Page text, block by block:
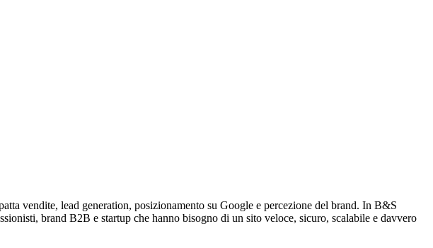
vendite, lead generation, posizionamento su Google e percezione del brand. In B&S
brand B2B e startup che hanno bisogno di un sito veloce, sicuro, scalabile e davvero